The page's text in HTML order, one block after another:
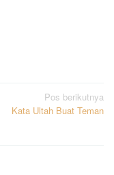
Pos berikutnya
Kata Ultah Buat Teman